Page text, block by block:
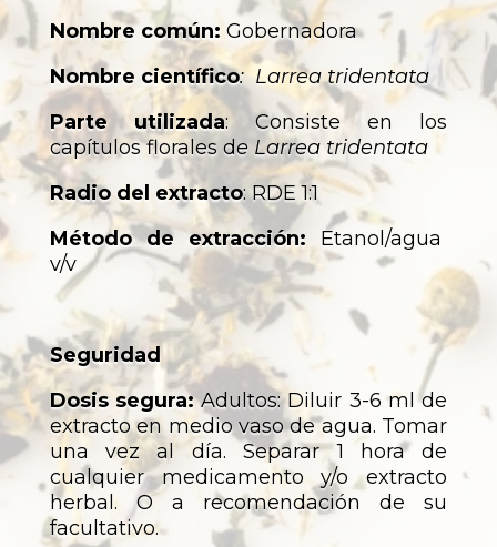
Nombre común: Gobernadora
Nombre científico: Larrea tridentata
Parte utilizada: Consiste en los
capítulos florales de Larrea tridentata
Radio del extracto: RDE 1:1
Método de extracción: Etanol/agua
v/v
Seguridad
Dosis segura:Adultos: Diluir 3-6 ml de
extracto en medio vaso de agua. Tomar
una vez al día. Separar 1 hora de
cualquier medicamento y/o extracto
herbal. O a recomendación de su
facultativo.